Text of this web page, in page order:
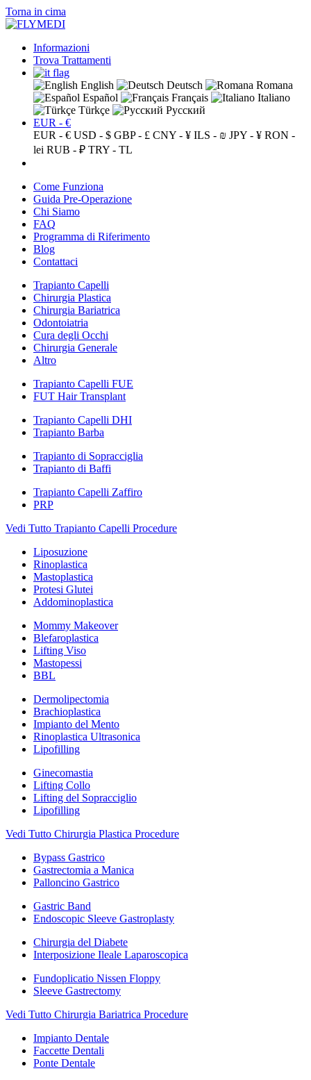
Torna in cima
Informazioni
Trova Trattamenti
English Deutsch
Romana
Español
Français
Italiano
Türkçe
Русский
EUR - €
EUR - € USD - $ GBP - £ CNY - ¥ ILS - ₪ JPY - ¥ RON -
lei RUB - ₽ TRY - TL
Come Funziona
Guida Pre-Operazione
Chi Siamo
FAQ
Programma di Riferimento
Blog
Contattaci
Trapianto Capelli
Chirurgia Plastica
Chirurgia Bariatrica
Odontoiatria
Cura degli Occhi
Chirurgia Generale
Altro
Trapianto Capelli FUE
FUT Hair Transplant
Trapianto Capelli DHI
Trapianto Barba
Trapianto di Sopracciglia
Trapianto di Baffi
Trapianto Capelli Zaffiro
PRP
Vedi Tutto Trapianto Capelli Procedure
Liposuzione
Rinoplastica
Mastoplastica
Protesi Glutei
Addominoplastica
Mommy Makeover
Blefaroplastica
Lifting Viso
Mastopessi
BBL
Dermolipectomia
Brachioplastica
Impianto del Mento
Rinoplastica Ultrasonica
Lipofilling
Ginecomastia
Lifting Collo
Lifting del Sopracciglio
Lipofilling
Vedi Tutto Chirurgia Plastica Procedure
Bypass Gastrico
Gastrectomia a Manica
Palloncino Gastrico
Gastric Band
Endoscopic Sleeve Gastroplasty
Chirurgia del Diabete
Interposizione Ileale Laparoscopica
Fundoplicatio Nissen Floppy
Sleeve Gastrectomy
Vedi Tutto Chirurgia Bariatrica Procedure
Impianto Dentale
Faccette Dentali
Ponte Dentale